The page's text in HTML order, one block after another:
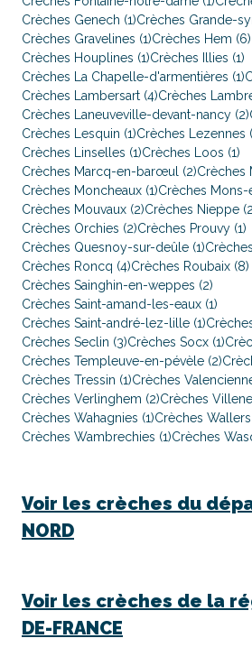
Crèches Genech (1)Crèches Grande-
Crèches Gravelines (1)Crèches Hem (6)
Crèches Houplines (1)Crèches Illies (1)
Crèches La Chapelle-d'armentières (1)
Crèches Lambersart (4)Crèches
Crèches Laneuveville-devant-nancy (2)
Crèches Lesquin (1)Crèches Lezennes
Crèches Linselles (1)Crèches Loos (1)
Crèches Marcq-en-barœul (2)Crèches
Crèches Moncheaux (1)Crèches
Crèches Mouvaux (2)Crèches Nieppe
Crèches Orchies (2)Crèches Prouvy (1)
Crèches Quesnoy-sur-deûle (1)
Crèches Roncq (4)Crèches Roubaix (8)
Crèches Sainghin-en-weppes (2)
Crèches Saint-amand-les-eaux (1)
Crèches Saint-andré-lez-lille (1)
Crèches Seclin (3)Crèches Socx (1)
Crèches Templeuve-en-pévèle (2)
Crèches Tressin (1)Crèches
Crèches Verlinghem (2)Crèches
Crèches Wahagnies (1)Crèches Wallers
Crèches Wambrechies (1)Crèches
Voir les crèches du
NORD
Voir les crèches de la
DE-FRANCE